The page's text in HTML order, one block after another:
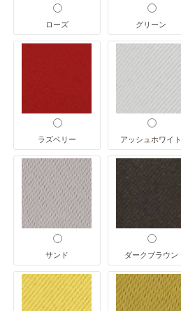
ローズ グリーン
ラズベリー アッシュホワイト
サンド ダークブラウン